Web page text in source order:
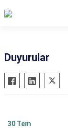
Atabey
Eğirdir
Gönen
Duyurular
30 Tem